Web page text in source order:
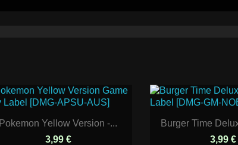
Pokemon Yellow Version -...
3,99 €
Burger Time
3,99 €